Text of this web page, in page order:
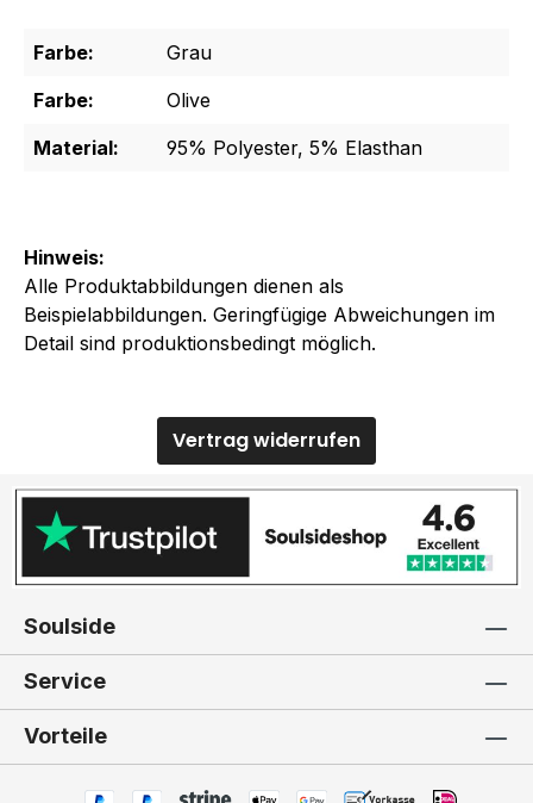
Hinweis:
Alle Produktabbildungen dienen als
Beispielabbildungen. Geringfügige Abweichungen im
Detail sind produktionsbedingt möglich.
Farbe:
Grau
Farbe:
Olive
Material:
95% Polyester, 5% Elasthan
Vertrag widerrufen
Soulside
Service
Vorteile